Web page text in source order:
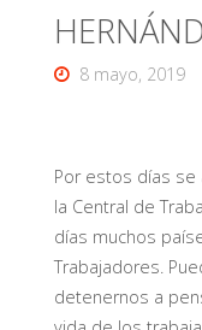
8 mayo, 2019
Por estos días se
la Central de
días muchos
Trabajadores.
detenernos a